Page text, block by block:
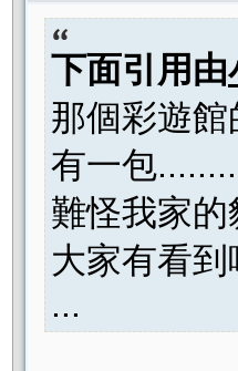
下面引用由
那個彩遊
有一包
難怪我家
大家有看到
...